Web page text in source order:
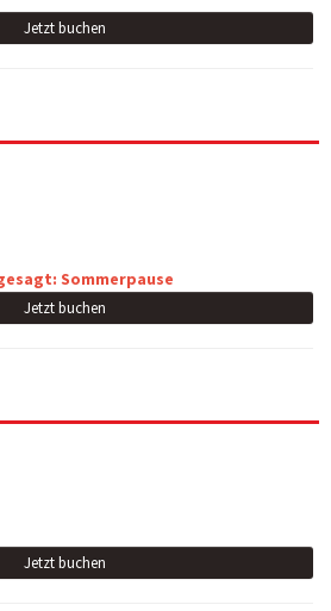
Jetzt buchen
Sommerpause
Jetzt buchen
Jetzt buchen